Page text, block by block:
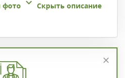
фото
Скрыть описание